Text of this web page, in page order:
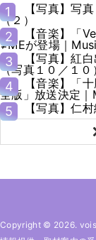
1
【写真】写
（２）
2
【音楽】「
≠MEが登場｜
3
【写真】紅
（写真１０／１０）
4
【音楽】「
全版」放送決定
5
【写真】仁
Copyright © 2026. vois